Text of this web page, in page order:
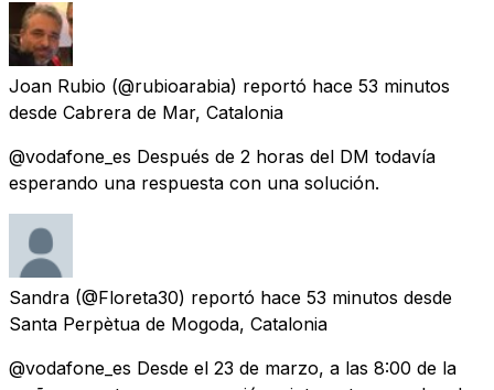
Joan Rubio (@rubioarabia) reportó hace 53 minutos
desde Cabrera de Mar, Catalonia
@vodafone_es Después de 2 horas del DM todavía
esperando una respuesta con una solución.
Sandra (@Floreta30) reportó hace 53 minutos desde
Santa Perpètua de Mogoda, Catalonia
@vodafone_es Desde el 23 de marzo, a las 8:00 de la